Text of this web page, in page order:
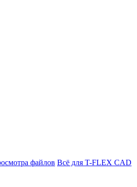
файлов Всё для T-FLEX CAD